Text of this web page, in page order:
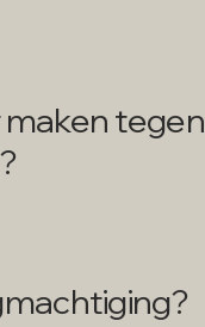
maken tegen